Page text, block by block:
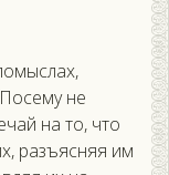
не
на то, что
разъясняя им